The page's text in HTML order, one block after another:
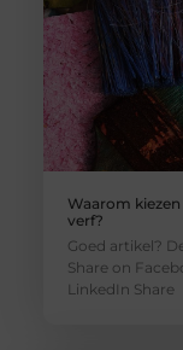
Waarom
verf?
Goed artikel?
Share on
LinkedIn Share